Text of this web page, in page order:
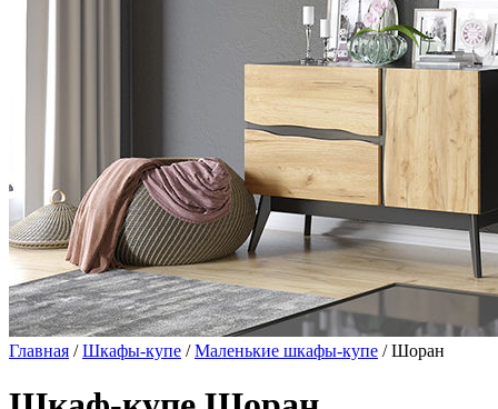
Главная /Шкафы-купе /Маленькие шкафы-купе / Шоран